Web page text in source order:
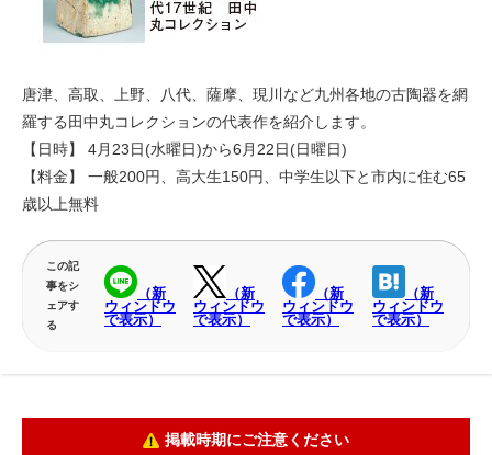
唐津、高取、上野、八代、薩摩、現川など九州各地の古陶器を網
羅する田中丸コレクションの代表作を紹介します。
【日時】 4月23日(水曜日)から6月22日(日曜日)
【料金】 一般200円、高大生150円、中学生以下と市内に住む65
歳以上無料
この記
事をシ
ェアす
る
（新
ウィンドウ
で表示）
（新
ウィンドウ
で表示）
（新
ウィンドウ
で表示）
（新
ウィンドウ
で表示）
掲載時期にご注意ください